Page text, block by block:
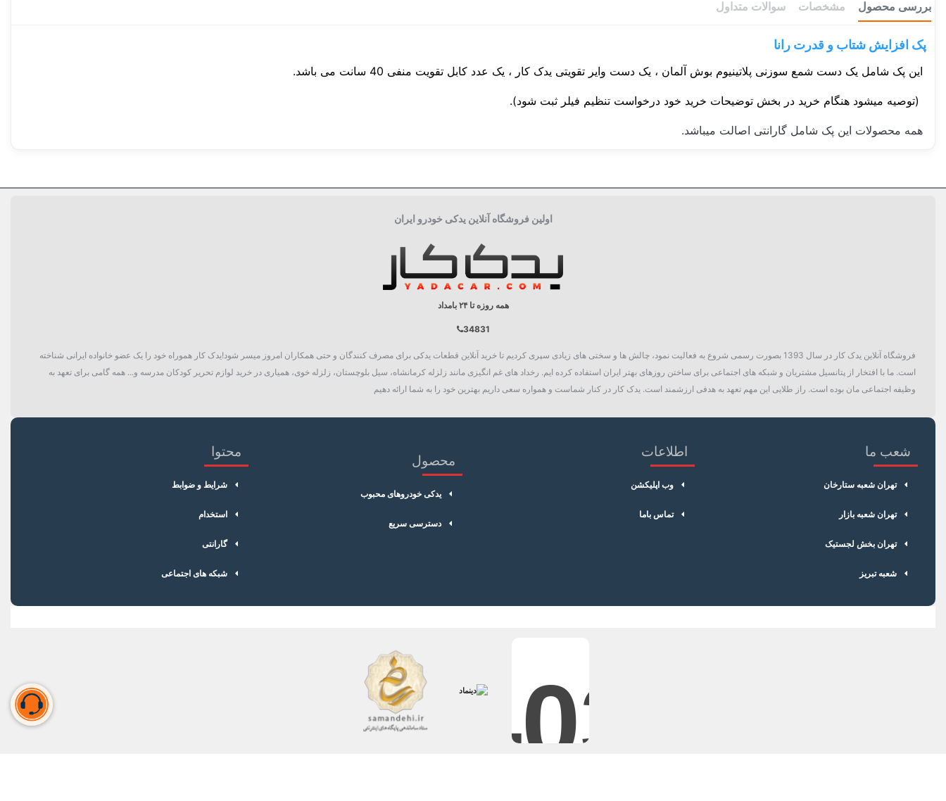
بررسی محصول مشخصات سوالات متداول
پک افزایش شتاب و قدرت رانا
این پک شامل یک دست شمع سوزنی پلاتینیوم بوش آلمان ، یک دست وایر تقویتی یدک کار ، یک عدد کابل تقویت منفی 40 سانت می باشد.
(توصیه میشود هنگام خرید در بخش توضیحات خرید خود درخواست تنظیم فیلر ثبت شود).
همه محصولات این پک شامل گارانتی اصالت میباشد.
اولین فروشگاه آنلاین یدکی خودرو ایران
همه روزه تا ۲۴ بامداد
34831
فروشگاه آنلاین یدک کار در سال 1393 بصورت رسمی شروع به فعالیت نمود، چالش ها و سختی های زیادی سپری کردیم تا خرید آنلاین قطعات یدکی برای مصرف کنندگان و حتی همکاران امروز میسر شود!یدک کار هموراه خود را یک عضو خانواده ایرانی شناخته
است. ما با افتخار از پتانسیل مشتریان و شبکه های اجتماعی برای ساختن روزهای بهتر ایران استفاده کرده ایم. رخداد های غم انگیزی مانند زلزله کرمانشاه، سیل بلوچستان، زلزله خوی، همیاری در خرید لوازم تحریر کودکان مدرسه و... همه گامی برای تعهد به
وظیفه اجتماعی مان بوده است. راز طلایی این مهم تعهد به هدفی ارزشمند است. یدک کار در کنار شماست و همواره سعی داریم بهترین خود را به شما ارائه دهیم
شعب ما
تهران شعبه ستارخان
تهران شعبه بازار
تهران بخش لجستیک
شعبه تبریز
اطلاعات
وب اپلیکشن
تماس باما
محصول
یدکی خودروهای محبوب
دسترسی سریع
محتوا
شرایط و ضوابط
استخدام
گارانتی
شبکه های اجتماعی